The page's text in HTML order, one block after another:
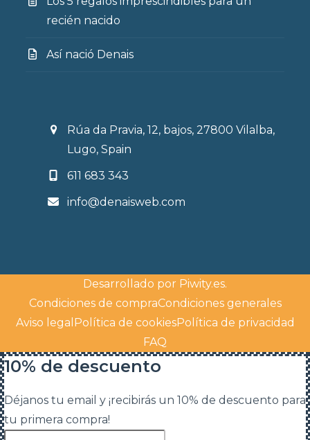
recién nacido
Así nació Denais
Rúa da Pravia, 12, bajos, 27800 Vilalba,
Lugo, Spain
611 683 343
info@denaisweb.com
Desarrollado por Piwity.es.
Condiciones de compraCondiciones generales
Aviso legal Política de cookiesPolítica de privacidad
FAQ
10% de descuento
Déjanos tu email y ¡recibirás un 10% de descuento para
tu primera compra!